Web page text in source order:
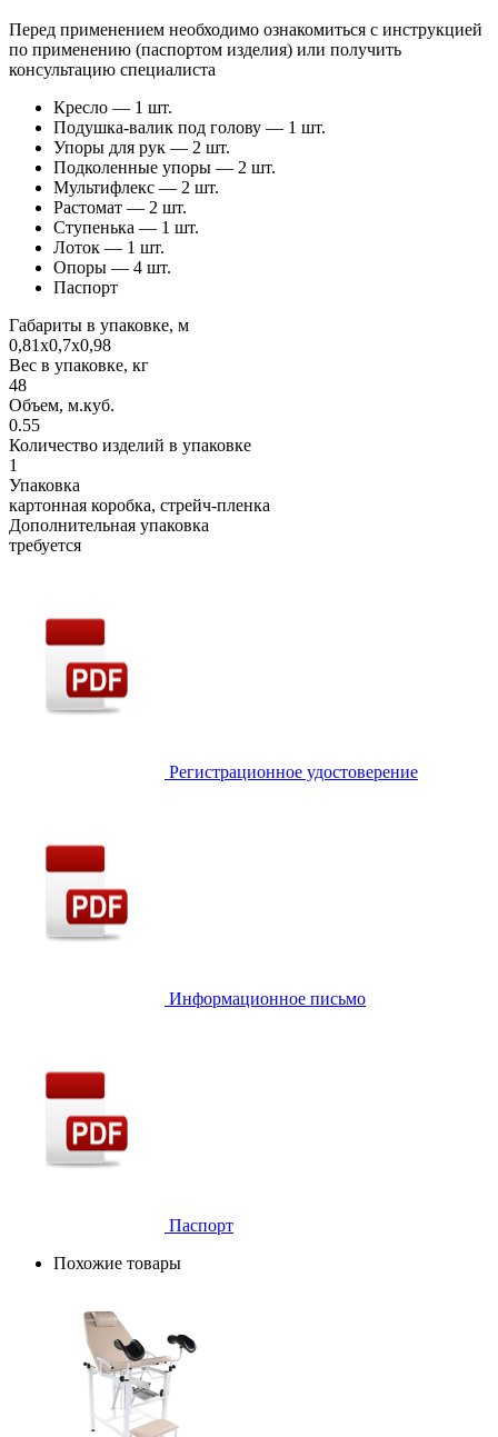
Перед применением необходимо ознакомиться с инструкцией
по применению (паспортом изделия) или получить
консультацию специалиста
Кресло — 1 шт.
Подушка-валик под голову — 1 шт.
Упоры для рук — 2 шт.
Подколенные упоры — 2 шт.
Мультифлекс — 2 шт.
Растомат — 2 шт.
Ступенька — 1 шт.
Лоток — 1 шт.
Опоры — 4 шт.
Паспорт
Габариты в упаковке, м
0,81х0,7х0,98
Вес в упаковке, кг
48
Объем, м.куб.
0.55
Количество изделий в упаковке
1
Упаковка
картонная коробка, стрейч-пленка
Дополнительная упаковка
требуется
Регистрационное удостоверение
Информационное письмо
Паспорт
Похожие товары